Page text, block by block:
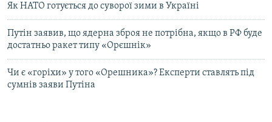
Як НАТО готується до суворої зими в Україні
Путін заявив, що ядерна зброя не потрібна, якщо в РФ буде
достатньо ракет типу «Орєшнік»
Чи є «горіхи» у того «Орешника»? Експерти ставлять під
сумнів заяви Путіна